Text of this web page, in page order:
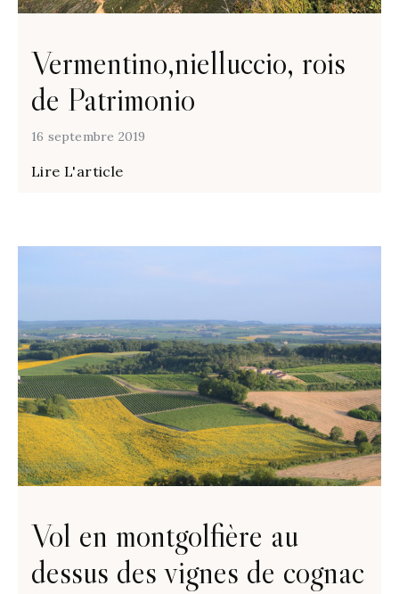
Vermentino,nielluccio, rois
de Patrimonio
16 septembre 2019
Lire L'article
Vol en montgolfière au
dessus des vignes de cognac